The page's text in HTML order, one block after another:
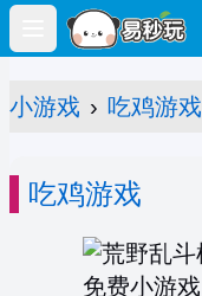
Open main menu
小游戏 › 吃鸡游戏
吃鸡游戏